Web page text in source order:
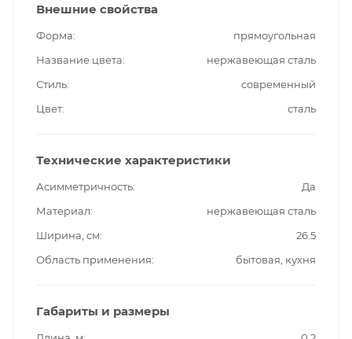
Внешние свойства
Форма
прямоугольная
Название цвета
нержавеющая сталь
Стиль
современный
Цвет
сталь
Технические характеристики
Асимметричность
Да
Материал
нержавеющая сталь
Ширина, см
26.5
Область применения
бытовая, кухня
Габариты и размеры